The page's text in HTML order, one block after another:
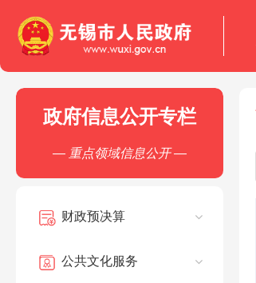
政府信息公开专栏
— 重点领域信息公开 —
财政预决算
公共文化服务